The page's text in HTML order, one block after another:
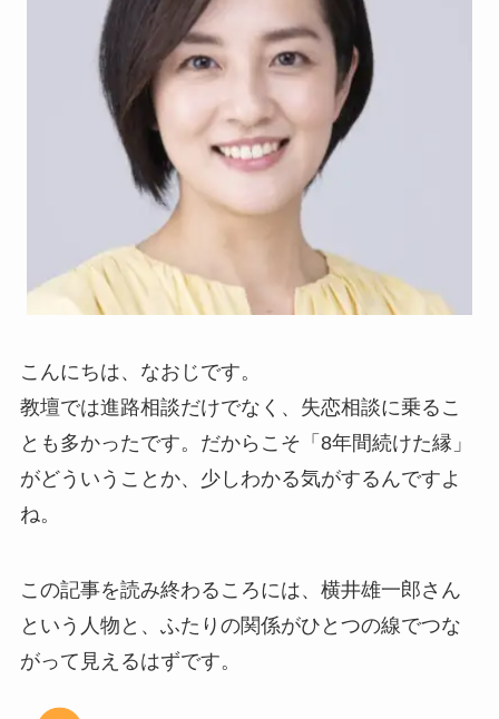
こんにちは、なおじです。
教壇では進路相談だけでなく、失恋相談に乗るこ
とも多かったです。だからこそ「8年間続けた縁」
がどういうことか、少しわかる気がするんですよ
ね。
この記事を読み終わるころには、横井雄一郎さん
という人物と、ふたりの関係がひとつの線でつな
がって見えるはずです。